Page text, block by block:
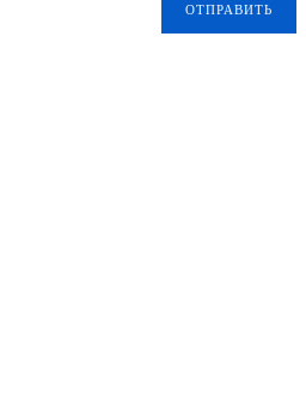
ОТПРАВИТЬ